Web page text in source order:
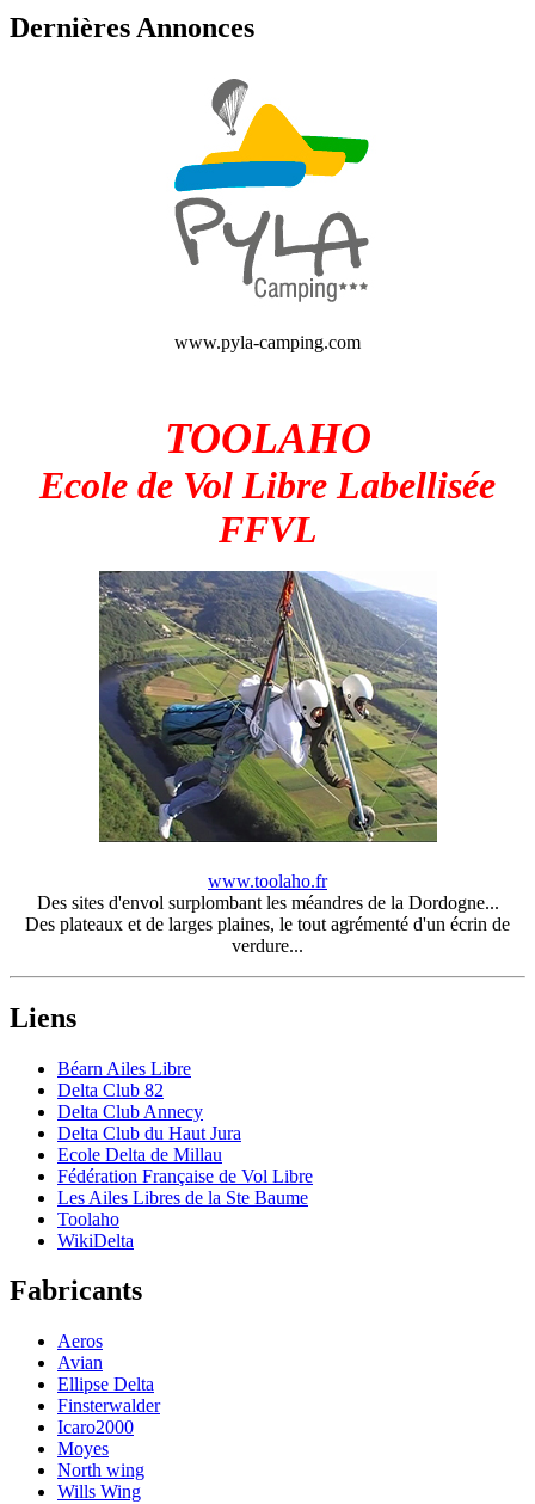
Dernières Annonces
www.pyla-camping.com
TOOLAHO
Ecole de Vol Libre Labellisée
FFVL
www.toolaho.fr
Des sites d'envol surplombant les méandres de la Dordogne...
Des plateaux et de larges plaines, le tout agrémenté d'un écrin de
verdure...
Liens
Béarn Ailes Libre
Delta Club 82
Delta Club Annecy
Delta Club du Haut Jura
Ecole Delta de Millau
Fédération Française de Vol Libre
Les Ailes Libres de la Ste Baume
Toolaho
WikiDelta
Fabricants
Aeros
Avian
Ellipse Delta
Finsterwalder
Icaro2000
Moyes
North wing
Wills Wing